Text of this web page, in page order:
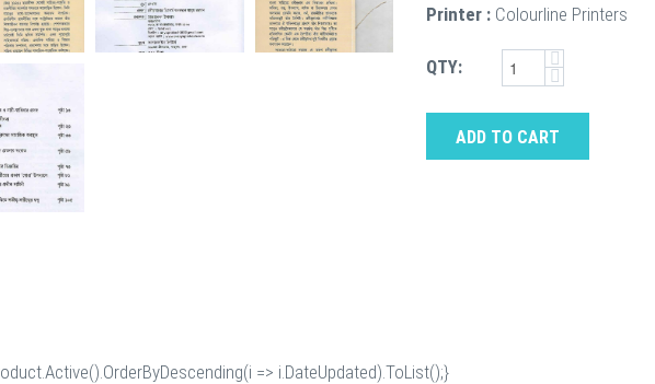
Printer : Colourline Printers
QTY:
ADD TO CART
=> i.DateUpdated).ToList();}